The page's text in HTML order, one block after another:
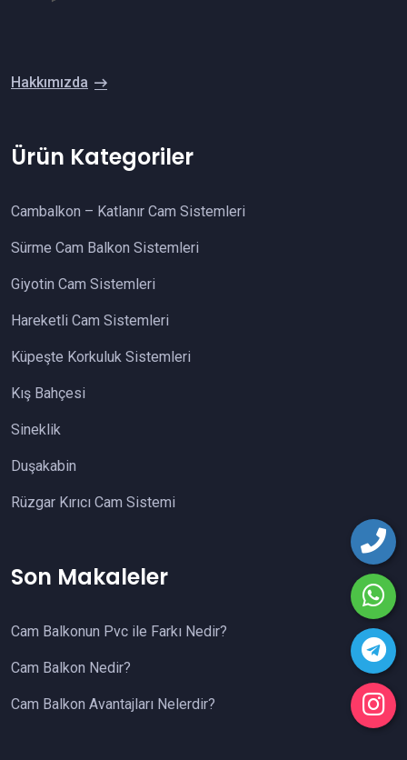
Hakkımızda
Ürün Kategoriler
Cambalkon – Katlanır Cam Sistemleri
Sürme Cam Balkon Sistemleri
Giyotin Cam Sistemleri
Hareketli Cam Sistemleri
Küpeşte Korkuluk Sistemleri
Kış Bahçesi
Sineklik
Duşakabin
Rüzgar Kırıcı Cam Sistemi
Son Makaleler
Cam Balkonun Pvc ile Farkı Nedir?
Cam Balkon Nedir?
Cam Balkon Avantajları Nelerdir?